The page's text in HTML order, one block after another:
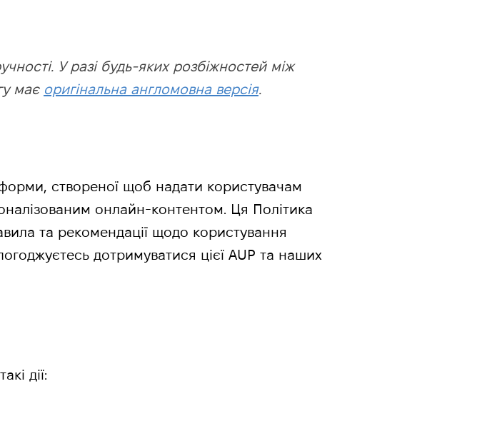
У разі будь-яких розбіжностей між
має оригінальна англомовна версія.
створеної щоб надати користувачам
онлайн-контентом. Ця Політика
та рекомендації щодо користування
дотримуватися цієї AUP та наших
дії: